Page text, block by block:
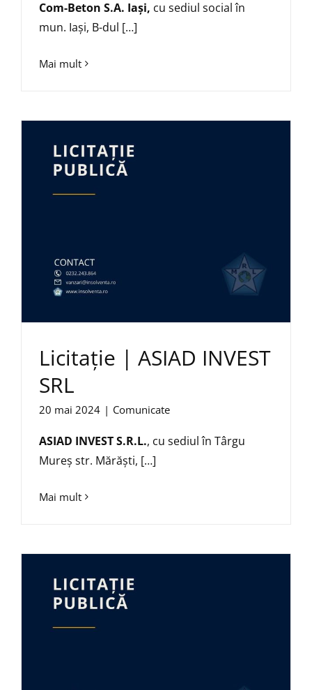
Com-Beton S.A. Iași, cu sediul social în
mun. Iaşi, B-dul […]
Mai mult
Licitație | ASIAD INVEST
SRL
20 mai 2024 | Comunicate
ASIAD INVEST S.R.L., cu sediul în Târgu
Mureş str. Mărăşti, […]
Mai mult